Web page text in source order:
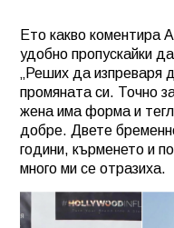
Ето какво коментира
удобно пропускайки
„Реших да изпреваря
промяната си. Точно
жена има форма и
добре. Двете
години, кърменето и
много ми се отразиха.